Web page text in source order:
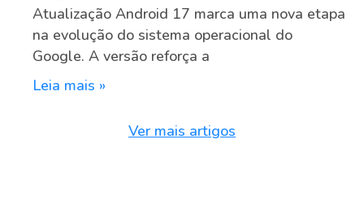
Atualização Android 17 marca uma nova etapa
na evolução do sistema operacional do
Google. A versão reforça a
Leia mais »
Ver mais artigos